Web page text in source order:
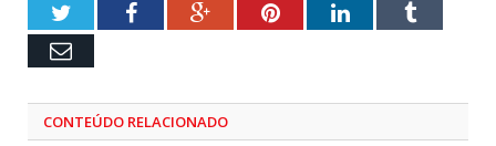
TwitterFacebookGoogle+PinterestLinkedInTumblr
Email
CONTEÚDO RELACIONADO